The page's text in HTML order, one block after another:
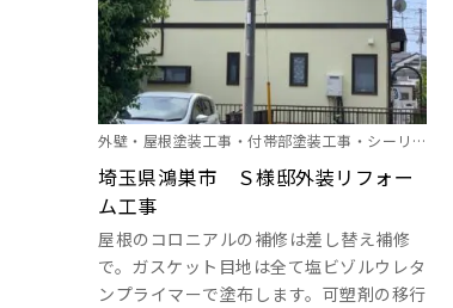
打ち替えます。バルコニーの防水工事はウ
レタン塗膜防水工法で安心して長くお使
いいただけるようにしましょう。高圧洗浄
時に駐車スペ･･･
外壁・屋根塗装工事・付帯部塗装工事・シーリン
グ工事・雨樋塗装・折半板鋼板塗装・ラチスフェ
ンス塗装
埼玉県鴻巣市 Ｓ様邸外装リフォー
ム工事
屋根のコロニアルの補修は差し替え補修
で。ガスケット目地は全て塩ビゾルウレタ
ンプライマーで塗布します。可塑剤の移行